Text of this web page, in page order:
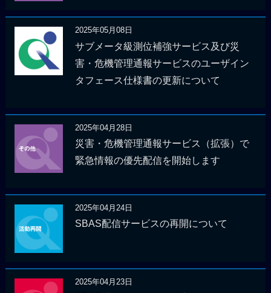
2025年05月08日
サブメータ級測位補強サービス及び災
害・危機管理通報サービスのユーザイン
タフェース仕様書の更新について
2025年04月28日
災害・危機管理通報サービス（拡張）で
緊急情報の優先配信を開始します
2025年04月24日
SBAS配信サービスの再開について
2025年04月23日